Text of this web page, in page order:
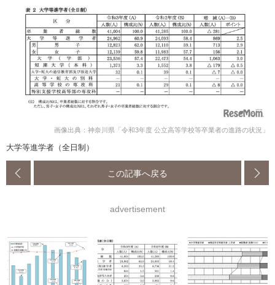
画像出典：神奈川県「令和3年度 公立高等学校等卒業者の進路の状況」
大学等進学者（全日制）
この記事へ戻る
advertisement